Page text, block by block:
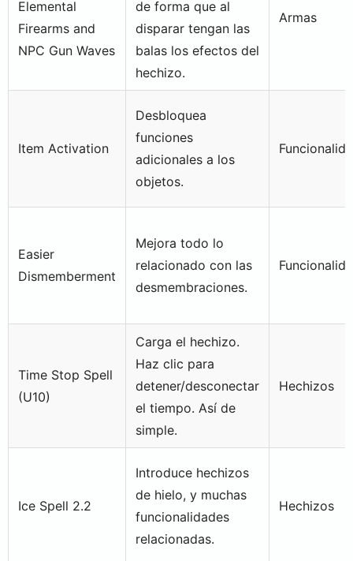
Elemental
Firearms and
NPC Gun Waves
de forma que al
disparar tengan las
balas los efectos del
hechizo.
Armas
Item Activation
Desbloquea
funciones
adicionales a los
objetos.
Easier
Dismemberment
Mejora todo lo
relacionado con las
desmembraciones.
Time Stop Spell
(U10)
Carga el hechizo.
Haz clic para
detener/desconectar
el tiempo. Así de
simple.
Hechizos
Ice Spell 2.2
Introduce hechizos
de hielo, y muchas
funcionalidades
relacionadas.
Hechizos